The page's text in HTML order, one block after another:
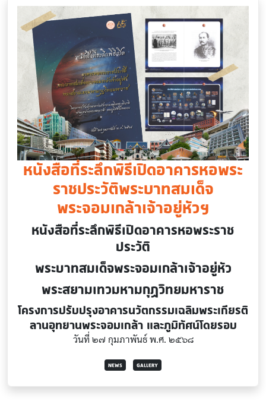
หนังสือที่ระลึกพิธีเปิดอาคารหอพระ
ราชประวัติพระบาทสมเด็จ
พระจอมเกล้าเจ้าอยู่หัวฯ
หนังสือที่ระลึกพิธีเปิดอาคารหอพระราช
ประวัติ
พระบาทสมเด็จพระจอมเกล้าเจ้าอยู่หัว
พระสยามเทวมหามกุฏวิทยมหาราช
โครงการปรับปรุงอาคารนวัตกรรมเฉลิมพระเกียรติ
ลานอุทยานพระจอมเกล้า และภูมิทัศน์โดยรอบ
วันที่ ๒๗ กุมภาพันธ์ พ.ศ. ๒๕๖๘
NEWS GALLERY